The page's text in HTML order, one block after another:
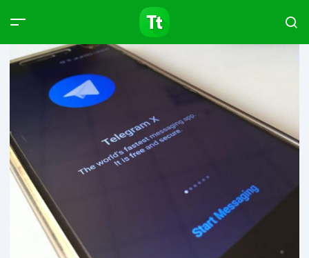
Products Articles
Type to start searching…